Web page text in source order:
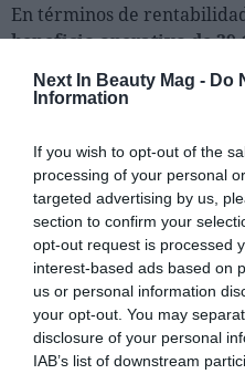
Next In Beauty Mag - Do
Information
If you wish to opt-out of the
processing of your personal
targeted advertising by us,
section to confirm your
opt-out request is processed
interest-based ads based on
us or personal information
your opt-out. You may
disclosure of your personal
IAB’s list of downstream
En términos de
beneficio operativo de
(aprox.
230 millones de
incremento de4.700